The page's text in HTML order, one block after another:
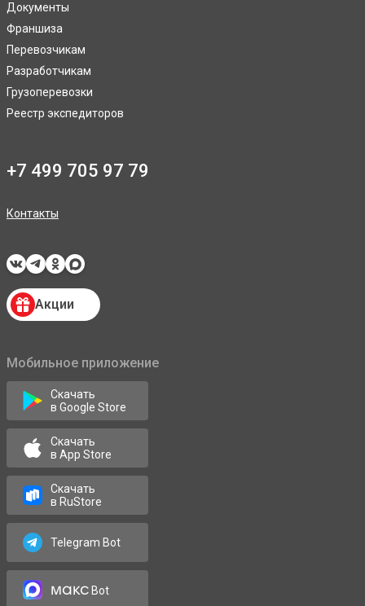
Документы
Франшиза
Перевозчикам
Разработчикам
Грузоперевозки
Реестр экспедиторов
+7 499 705 97 79
Контакты
Акции
Мобильное приложение
Скачать
в Google Store
Скачать
в App Store
Скачать
в RuStore
Telegram Bot
максBot